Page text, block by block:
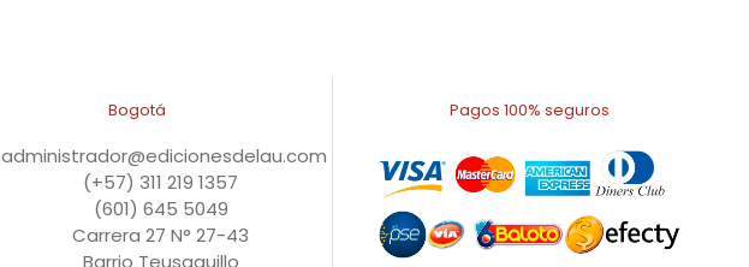
Bogotá
administrador@edicionesdelau.com
(+57) 311 219 1357
(601) 645 5049
Carrera 27 N° 27-43
Barrio Teusaquillo
Pagos 100% seguros